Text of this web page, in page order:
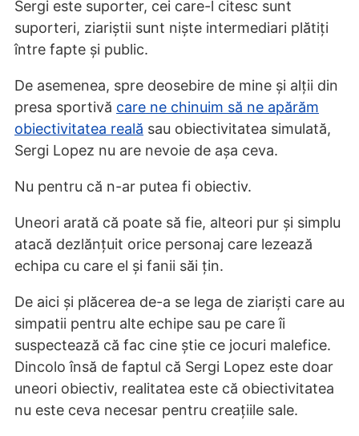
Sergi este suporter, cei care-l citesc sunt
suporteri, ziariștii sunt niște intermediari plătiți
între fapte și public.
De asemenea, spre deosebire de mine și alții din
presa sportivă care ne chinuim să ne apărăm
obiectivitatea reală sau obiectivitatea simulată,
Sergi Lopez nu are nevoie de așa ceva.
Nu pentru că n-ar putea fi obiectiv.
Uneori arată că poate să fie, alteori pur și simplu
atacă dezlănțuit orice personaj care lezează
echipa cu care el și fanii săi țin.
De aici și plăcerea de-a se lega de ziariști care au
simpatii pentru alte echipe sau pe care îi
suspectează că fac cine știe ce jocuri malefice.
Dincolo însă de faptul că Sergi Lopez este doar
uneori obiectiv, realitatea este că obiectivitatea
nu este ceva necesar pentru creațiile sale.